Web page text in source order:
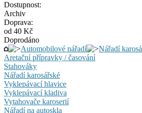
Dostupnost:
Archiv
Doprava:
od 40 Kč
Doprodáno
Automobilové nářadí
Nářadí
Aretační přípravky / časování
Stahováky
Nářadí karosářské
Vyklepávací hlavice
Vyklepávací kladiva
Vytahovače karoserií
Nářadí na autoskla